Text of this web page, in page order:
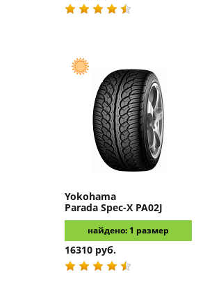
Yokohama
Parada Spec-X PA02J
найдено: 1 размер
16310 руб.